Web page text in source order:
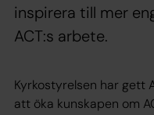
inspirera till mer
ACT:s arbete.
Kyrkostyrelsen har gett
att öka kunskapen om